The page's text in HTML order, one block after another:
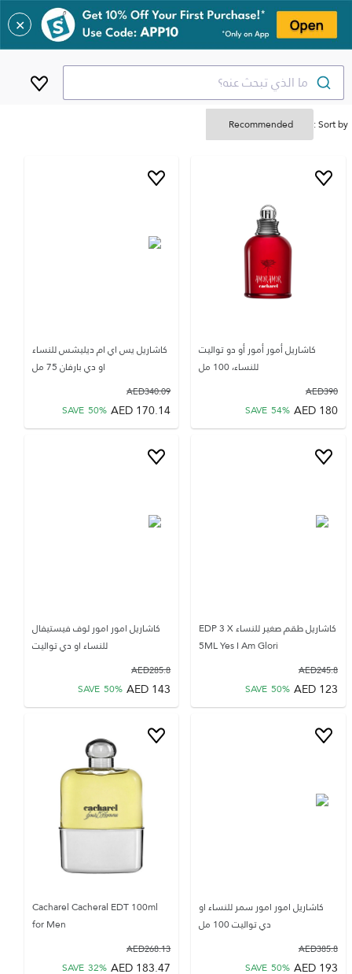
✕
ما الذي تبحث عنه؟
Sort by :
كاشاريل أمور أمور أو دو تواليت
للنساء، 100 مل
390
AED
180
AED
SAVE 54%
كاشاريل يس اي ام ديليشس للنساء
او دي بارفان 75 مل
340.09
AED
170.14
AED
SAVE 50%
كاشاريل طقم صغير للنساء EDP 3 X
5ML Yes I Am Glori
245.8
AED
123
AED
SAVE 50%
كاشاريل امور امور لوف فيستيفال
للنساء او دي تواليت
285.8
AED
143
AED
SAVE 50%
كاشاريل امور امور سمر للنساء او
دي تواليت 100 مل
385.8
AED
193
AED
SAVE 50%
Cacharel Cacheral EDT 100ml
for Men
268.13
AED
183.47
AED
SAVE 32%